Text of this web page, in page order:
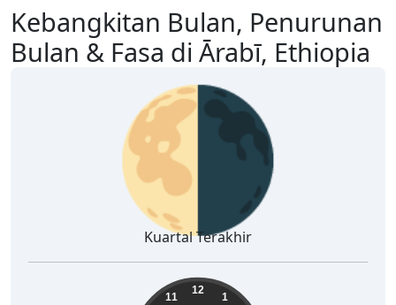
Kebangkitan Bulan, Penurunan
Bulan & Fasa di Ārabī, Ethiopia
🌗
Kuartal Terakhir
12
1
11